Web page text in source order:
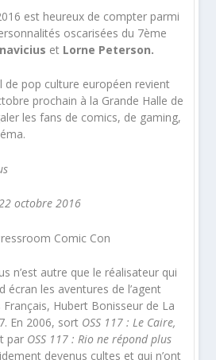
est heureux de compter parmi
oscarisées du 7ème
et Lorne Peterson.
de pop culture européen revient
prochain à la Grande Halle de
les fans de comics, de gaming,
octobre 2016
n’est autre que le réalisateur qui
écran les aventures de l’agent
Hubert Bonisseur de La
En 2006, sort OSS 117 : Le Caire,
par OSS 117 : Rio ne répond plus
devenus cultes et qui n’ont